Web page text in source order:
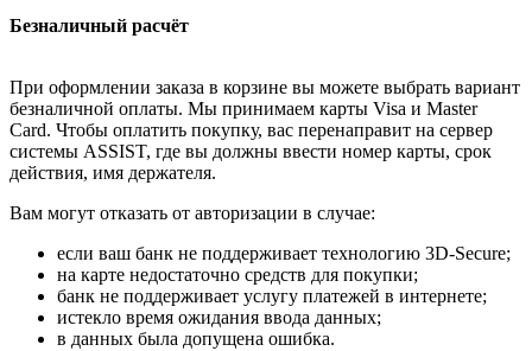
Безналичный расчёт
При оформлении заказа в корзине вы можете выбрать вариант
безналичной оплаты. Мы принимаем карты Visa и Master
Card. Чтобы оплатить покупку, вас перенаправит на сервер
системы ASSIST, где вы должны ввести номер карты, срок
действия, имя держателя.
Вам могут отказать от авторизации в случае:
если ваш банк не поддерживает технологию 3D-Secure;
на карте недостаточно средств для покупки;
банк не поддерживает услугу платежей в интернете;
истекло время ожидания ввода данных;
в данных была допущена ошибка.